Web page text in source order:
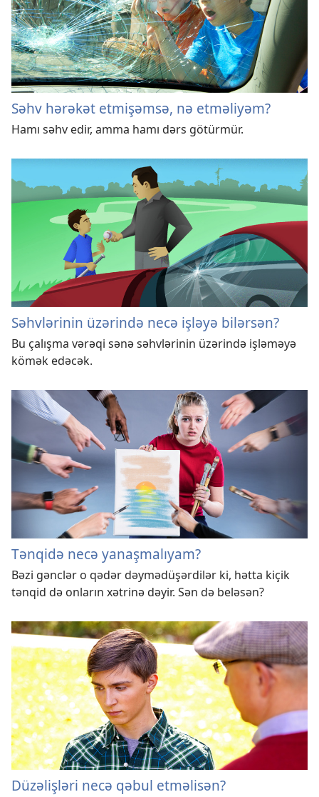
Səhv hərəkət etmişəmsə, nə etməliyəm?
Hamı səhv edir, amma hamı dərs götürmür.
Səhvlərinin üzərində necə işləyə bilərsən?
Bu çalışma vərəqi sənə səhvlərinin üzərində işləməyə
kömək edəcək.
Tənqidə necə yanaşmalıyam?
Bəzi gənclər o qədər dəymədüşərdilər ki, hətta kiçik
tənqid də onların xətrinə dəyir. Sən də beləsən?
Düzəlişləri necə qəbul etməlisən?